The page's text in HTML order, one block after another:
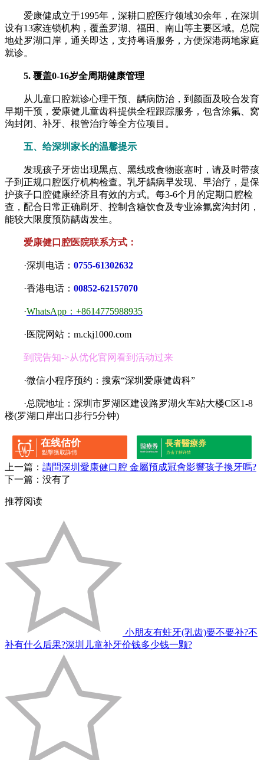
爱康健成立于1995年，深耕口腔医疗领域30余年，在深圳
设有13家连锁机构，覆盖罗湖、福田、南山等主要区域。总院
地处罗湖口岸，通关即达，支持粤语服务，方便深港两地家庭
就诊。
5. 覆盖0-16岁全周期健康管理
从儿童口腔就诊心理干预、龋病防治，到颜面及咬合发育
早期干预，爱康健儿童齿科提供全程跟踪服务，包含涂氟、窝
沟封闭、补牙、根管治疗等全方位项目。
五、给深圳家长的温馨提示
发现孩子牙齿出现黑点、黑线或食物嵌塞时，请及时带孩
子到正规口腔医疗机构检查。乳牙龋病早发现、早治疗，是保
护孩子口腔健康经济且有效的方式。每3-6个月的定期口腔检
查，配合日常正确刷牙、控制含糖饮食及专业涂氟窝沟封闭，
能较大限度预防龋齿发生。
爱康健口腔医院联系方式：
·深圳电话： 0755-61302632
·香港电话： 00852-62157070
·WhatsApp：+8614775988935
·医院网站：m.ckj1000.com
到院告知->从优化官网看到活动过来
·微信小程序预约：搜索“深圳爱康健齿科”
·总院地址：深圳市罗湖区建设路罗湖火车站大楼C区1-8
楼(罗湖口岸出口步行5分钟)
在线估价
點擊獲取詳情
長者醫療券
点击了解详情
上一篇： 請問深圳愛康健口腔 金屬預成冠會影響孩子換牙嗎?
下一篇：没有了
推荐阅读
小朋友有蛀牙(乳齿)要不要补?不
补有什么后果?深圳儿童补牙价钱多少钱一颗?